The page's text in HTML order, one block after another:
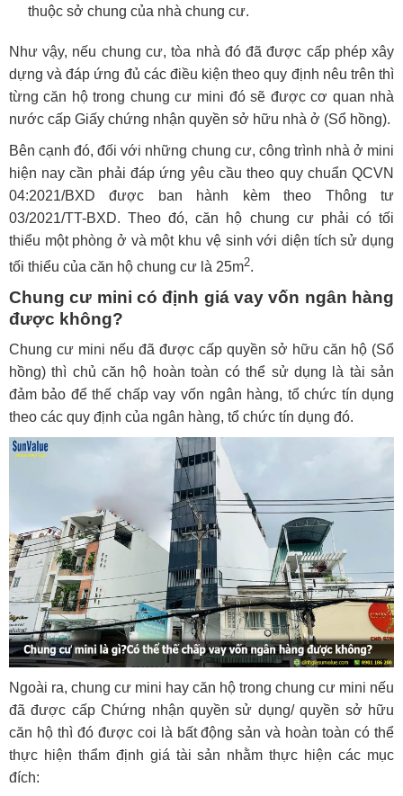
thuộc sở chung của nhà chung cư.
Như vậy, nếu chung cư, tòa nhà đó đã được cấp phép xây
dựng và đáp ứng đủ các điều kiện theo quy định nêu trên thì
từng căn hộ trong chung cư mini đó sẽ được cơ quan nhà
nước cấp Giấy chứng nhận quyền sở hữu nhà ở (Sổ hồng).
Bên cạnh đó, đối với những chung cư, công trình nhà ở mini
hiện nay cần phải đáp ứng yêu cầu theo quy chuẩn QCVN
04:2021/BXD được ban hành kèm theo Thông tư
03/2021/TT-BXD. Theo đó, căn hộ chung cư phải có tối
thiểu một phòng ở và một khu vệ sinh với diện tích sử dụng
tối thiểu của căn hộ chung cư là 25m2.
Chung cư mini có định giá vay vốn ngân hàng
được không?
Chung cư mini nếu đã được cấp quyền sở hữu căn hộ (Sổ
hồng) thì chủ căn hộ hoàn toàn có thể sử dụng là tài sản
đảm bảo để thế chấp vay vốn ngân hàng, tổ chức tín dụng
theo các quy định của ngân hàng, tổ chức tín dụng đó.
Ngoài ra, chung cư mini hay căn hộ trong chung cư mini nếu
đã được cấp Chứng nhận quyền sử dụng/ quyền sở hữu
căn hộ thì đó được coi là bất động sản và hoàn toàn có thể
thực hiện thẩm định giá tài sản nhằm thực hiện các mục
đích: